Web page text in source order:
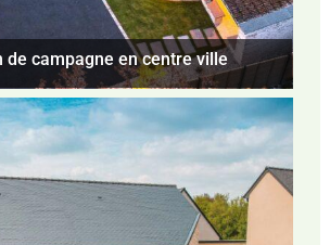
de campagne en centre ville